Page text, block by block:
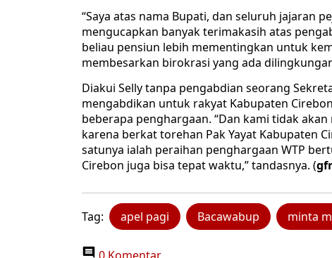
“Saya atas nama Bupati, dan seluruh jajaran
mengucapkan banyak terimakasih atas
beliau pensiun lebih mementingkan untuk
membesarkan birokrasi yang ada
Diakui Selly tanpa pengabdian seorang
mengabdikan untuk rakyat Kabupaten
beberapa penghargaan. “Dan kami tidak
karena berkat torehan Pak Yayat Kabupaten
satunya ialah peraihan penghargaan WTP
Cirebon juga bisa tepat waktu,” tandasnya. (gfr
Tag: apel pagi Bacawabup minta